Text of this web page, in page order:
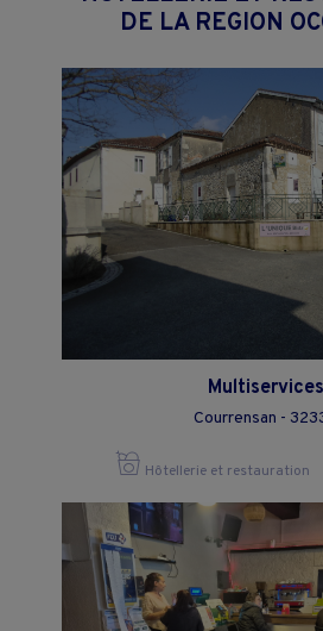
DE LA REGION
Multiservices
Courrensan -
Hôtellerie et restauration